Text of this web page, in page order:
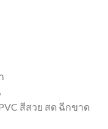
สีสวย สด ฉีกขาด